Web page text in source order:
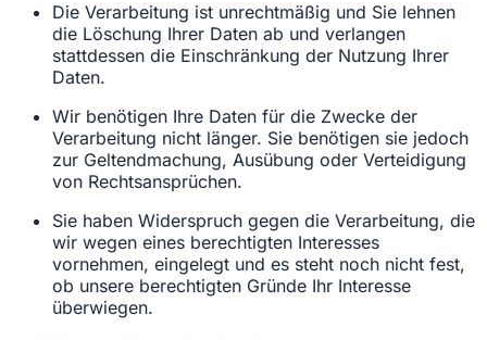
Die Verarbeitung ist unrechtmäßig und Sie lehnen
die Löschung Ihrer Daten ab und verlangen
stattdessen die Einschränkung der Nutzung Ihrer
Daten.
Wir benötigen Ihre Daten für die Zwecke der
Verarbeitung nicht länger. Sie benötigen sie jedoch
zur Geltendmachung, Ausübung oder Verteidigung
von Rechtsansprüchen.
Sie haben Widerspruch gegen die Verarbeitung, die
wir wegen eines berechtigten Interesses
vornehmen, eingelegt und es steht noch nicht fest,
ob unsere berechtigten Gründe Ihr Interesse
überwiegen.